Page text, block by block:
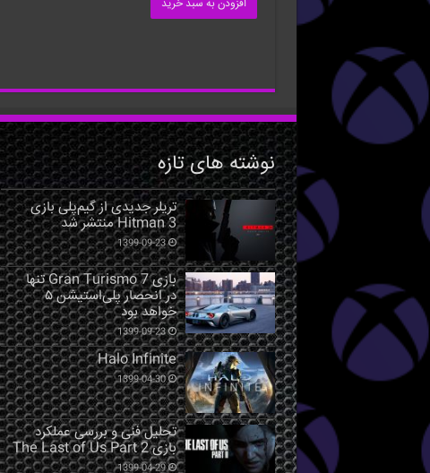
افزودن به سبد خرید
نوشته های تازه
تریلر جدیدی از گیم‌پلی بازی
Hitman 3 منتشر شد
1399-09-23
بازی Gran Turismo 7 تنها
در انحصار پلی‌استیشن ۵
خواهد بود
1399-09-23
Halo Infinite
1399-04-30
تحلیل فنی و بررسی عملکرد
بازی The Last of Us Part 2
1399-04-29